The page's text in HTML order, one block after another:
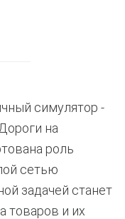
симулятор -
на
роль
сетью
задачей станет
товаров и их